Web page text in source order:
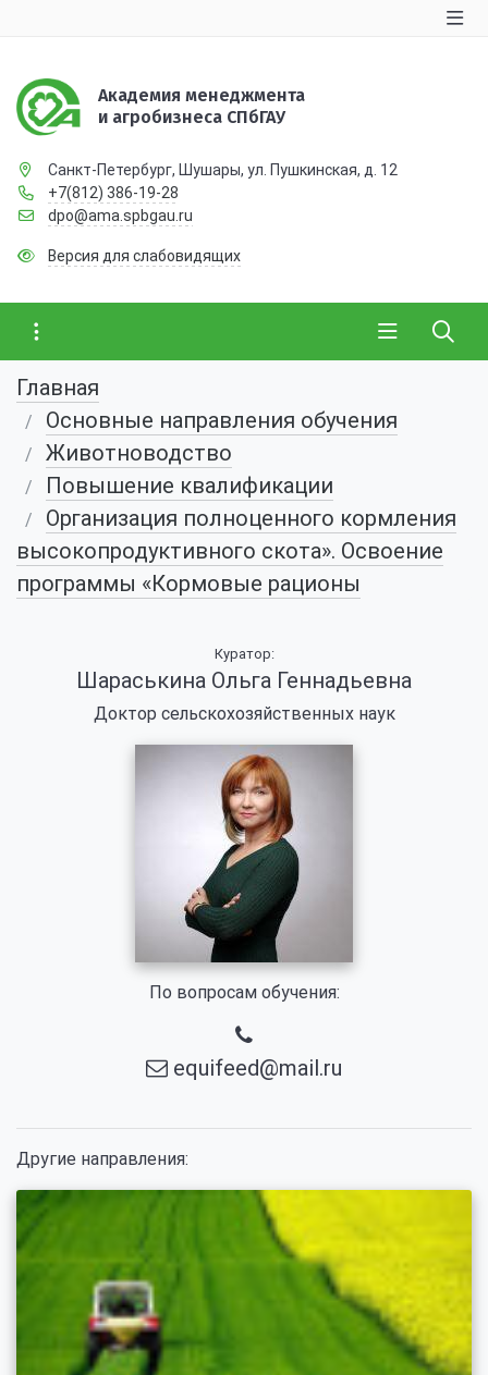
Академия менеджмента
и агробизнеса СПбГАУ
Санкт-Петербург, Шушары, ул. Пушкинская, д. 12
+7(812) 386-19-28
dpo@ama.spbgau.ru
Версия для слабовидящих
Главная
Основные направления обучения
Животноводство
Повышение квалификации
Организация полноценного кормления
высокопродуктивного скота». Освоение
программы «Кормовые рационы
Куратор:
Шараськина Ольга Геннадьевна
Доктор сельскохозяйственных наук
По вопросам обучения:
equifeed@mail.ru
Другие направления: